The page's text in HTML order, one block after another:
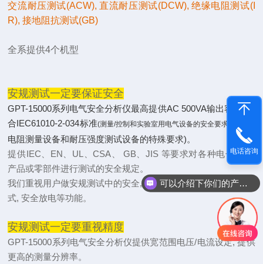
交流耐压测试(ACW), 直流耐压测试(DCW), 绝缘电阻测试(I
R), 接地阻抗测试(GB)
全系提供4个机型
安规测试一定要保证安全
GPT-15000系列电气安全分析仪最高提供AC 500VA输出容量, 符
合IEC61010-2-034标准(测量/控制和实验室用电气设备的安全要求
电阻测量设备和耐压强度测试设备的特殊要求)。
提供IEC、EN、UL、CSA、 GB、JIS 等要求对各种电子/电气
产品或零部件进行测试的安全规定。
我们重视用户做安规测试中的安全, 提供安全锁, 多种远程控制方
式, 安全放电等功能。
安规测试一定要重视精度
GPT-15000系列电气安全分析仪提供宽范围电压/电流设定, 提供
更高的测量分辨率。
电话咨询
可以介绍下你们的产品么